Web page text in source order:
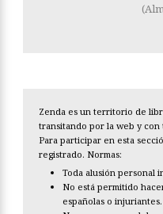
Zenda es un territorio de
transitando por la web y
Para participar en esta
registrado. Normas:
Toda alusión personal
No está permitido
españolas o injuriantes.